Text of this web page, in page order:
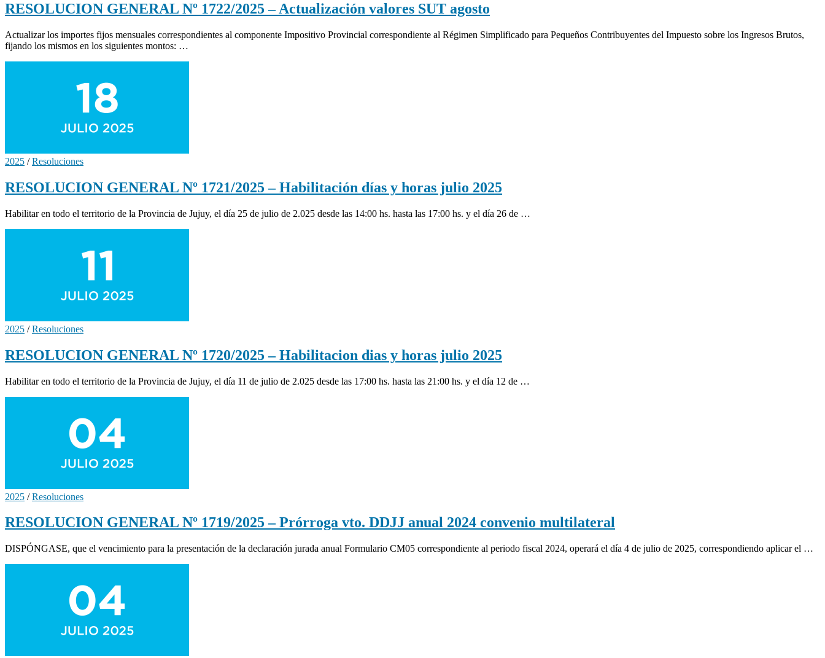
RESOLUCION GENERAL Nº 1722/2025 – Actualización valores SUT agosto
Actualizar los importes fijos mensuales correspondientes al componente Impositivo Provincial correspondiente al Régimen Simplificado para Pequeños Contribuyentes del Impuesto sobre los Ingresos Brutos,
fijando los mismos en los siguientes montos: …
2025 /Resoluciones
RESOLUCION GENERAL Nº 1721/2025 – Habilitación días y horas julio 2025
Habilitar en todo el territorio de la Provincia de Jujuy, el día 25 de julio de 2.025 desde las 14:00 hs. hasta las 17:00 hs. y el día 26 de …
2025 /Resoluciones
RESOLUCION GENERAL Nº 1720/2025 – Habilitacion dias y horas julio 2025
Habilitar en todo el territorio de la Provincia de Jujuy, el día 11 de julio de 2.025 desde las 17:00 hs. hasta las 21:00 hs. y el día 12 de …
2025 /Resoluciones
RESOLUCION GENERAL Nº 1719/2025 – Prórroga vto. DDJJ anual 2024 convenio multilateral
DISPÓNGASE, que el vencimiento para la presentación de la declaración jurada anual Formulario CM05 correspondiente al periodo fiscal 2024, operará el día 4 de julio de 2025, correspondiendo aplicar el …